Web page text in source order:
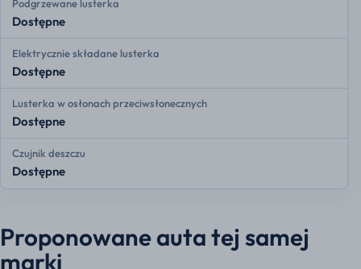
Podgrzewane lusterka
Dostępne
Elektrycznie składane lusterka
Dostępne
Lusterka w osłonach przeciwsłonecznych
Dostępne
Czujnik deszczu
Dostępne
Proponowane auta tej samej
marki